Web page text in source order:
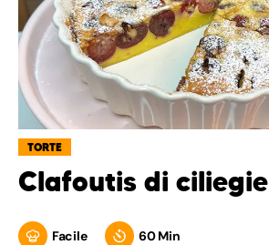
TORTE
Clafoutis di ciliegie
Facile 60 Min